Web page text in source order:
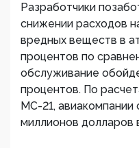
Разработчики
снижении расходов
вредных веществ в
процентов по
обслуживание
процентов. По
МС-21, авиакомпании
миллионов долларов